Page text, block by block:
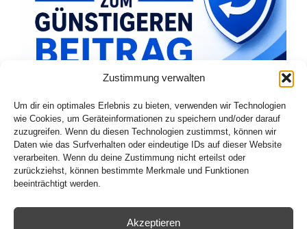
Zustimmung verwalten
Um dir ein optimales Erlebnis zu bieten, verwenden wir Technologien
wie Cookies, um Geräteinformationen zu speichern und/oder darauf
zuzugreifen. Wenn du diesen Technologien zustimmst, können wir
Daten wie das Surfverhalten oder eindeutige IDs auf dieser Website
verarbeiten. Wenn du deine Zustimmung nicht erteilst oder
zurückziehst, können bestimmte Merkmale und Funktionen
beeinträchtigt werden.
Akzeptieren
Günstigeren Beitrag
admin 4. Juli 2026
Von der Redaktion Versicherung & Vorsorge Stand: Juli
2026 · Lesezeit: 8 Minuten Worum es geht Viele
Privatversicherte haben zum…